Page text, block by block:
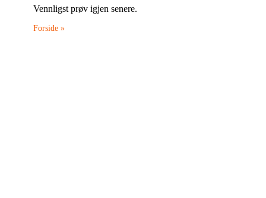
Vennligst prøv igjen senere.
Forside »